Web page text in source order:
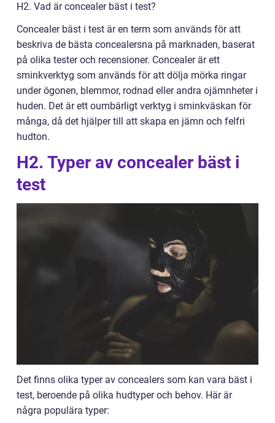
H2. Vad är concealer bäst i test?
Concealer bäst i test är en term som används för att
beskriva de bästa concealersna på marknaden, baserat
på olika tester och recensioner. Concealer är ett
sminkverktyg som används för att dölja mörka ringar
under ögonen, blemmor, rodnad eller andra ojämnheter i
huden. Det är ett oumbärligt verktyg i sminkväskan för
många, då det hjälper till att skapa en jämn och felfri
hudton.
H2. Typer av concealer bäst i
test
Det finns olika typer av concealers som kan vara bäst i
test, beroende på olika hudtyper och behov. Här är
några populära typer: